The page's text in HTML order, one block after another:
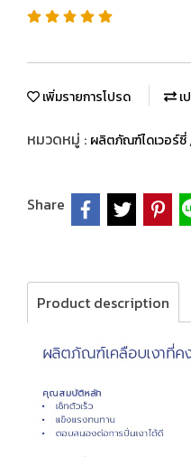
เพิ่มรายการโปรด เ
หมวดหมู่ : ผลิตภัณฑ์ไดเวอร์ซี่,
Share
Product description